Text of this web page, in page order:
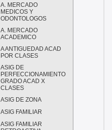
A. MERCADO
MEDICOS Y
ODONTOLOGOS
A. MERCADO
ACADEMICO
A ANTIGUEDAD ACAD
POR CLASES
ASIG DE
PERFECCIONAMIENTO
GRADO ACAD X
CLASES
ASIG DE ZONA
ASIG FAMILIAR
ASIG FAMILIAR